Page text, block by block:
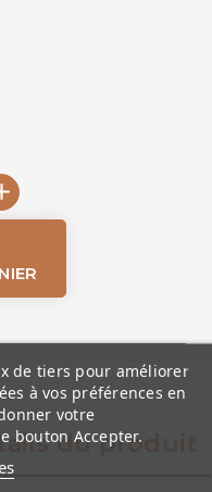
du produit
de tiers pour améliorer
à vos préférences en
votre
bouton Accepter.